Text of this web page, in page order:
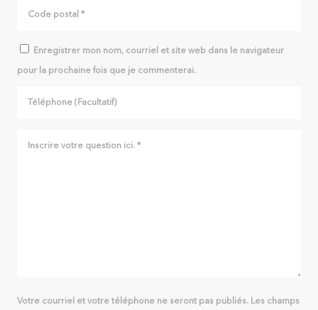
Enregistrer mon nom, courriel et site web dans le navigateur
pour la prochaine fois que je commenterai.
Votre courriel et votre téléphone ne seront pas publiés. Les champs